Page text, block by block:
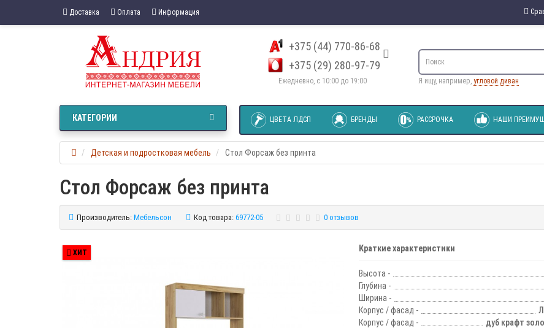
Доставка Оплата Информация
+375 (44) 770-86-68
+375 (29) 280-97-79
Ежедневно, с 10:00 до 19:00 Я ищу, например, угловой диван
ЦВЕТА ЛДСП БРЕНДЫ РАССРОЧКА НАШИ
КАТЕГОРИИ
Детская и подростковая мебель Стол Форсаж без принта
Стол Форсаж без принта
Производитель: Мебельсон Код товара: 69772-05 0 отзывов
ХИТ Краткие характеристики
Высота -
Глубина -
Ширина -
Корпус / фасад -
Корпус / фасад -
дуб крафт